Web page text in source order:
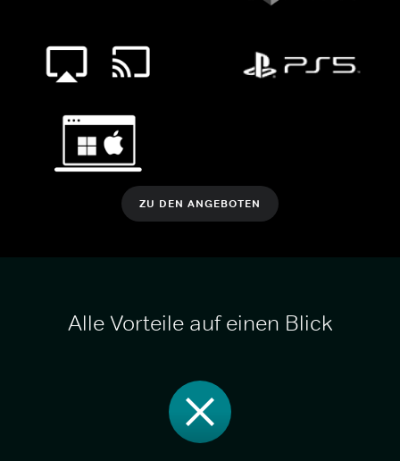
ZU DEN ANGEBOTEN
Alle Vorteile auf einen Blick